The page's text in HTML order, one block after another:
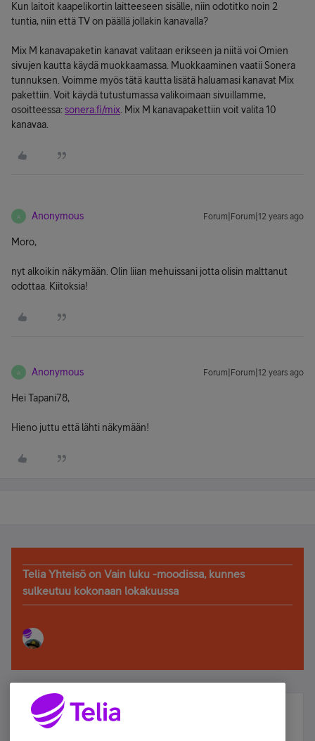
Kun laitoit kaapelikortin laitteeseen sisälle, niin odotitko noin 2
tuntia, niin että TV on päällä jollakin kanavalla?
Mix M kanavapaketin kanavat valitaan erikseen ja niitä voi Omien
sivujen kautta käydä muokkaamassa. Muokkaaminen vaatii Sonera
tunnuksen. Voimme myös tätä kautta lisätä haluamasi kanavat Mix
pakettiin. Voit käydä tutustumassa valikoimaan sivuillamme,
osoitteessa: sonera.fi/mix . Mix M kanavapakettiin voit valita 10
kanavaa.
A Anonymous Forum|Forum|12 years ago
Moro,
nyt alkoikin näkymään. Olin liian mehuissani jotta olisin malttanut
odottaa. Kiitoksia!
A Anonymous Forum|Forum|12 years ago
Hei Tapani78,
Hieno juttu että lähti näkymään!
Telia Yhteisö on Vain luku -moodissa, kunnes
sulkeutuu kokonaan lokakuussa
Älä jää paitsi – osallistu ja voita!